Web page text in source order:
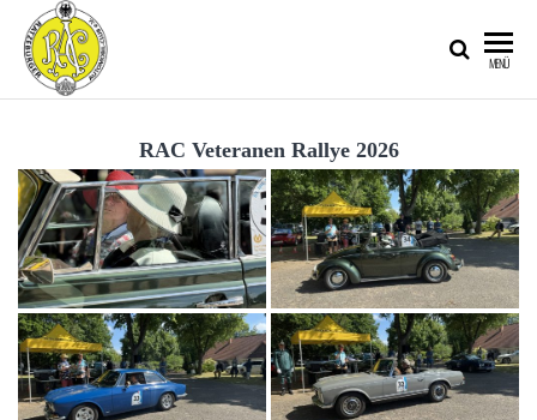
AUTOMOBIL-
CLUB IM
ADAC E.V.
MENÜ
RAC Veteranen Rallye 2026